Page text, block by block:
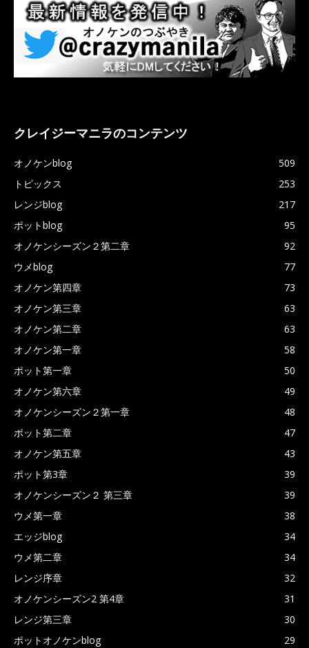
クレイジーマニラのコンテンツ
オノケンblog
509
トピックス
253
レンジblog
217
ポットblog
95
オノケンシーズン２第二章
92
ウメblog
77
オノケン第四章
73
オノケン第三章
63
オノケン第二章
63
オノケン第一章
58
ポット第一章
50
オノケン第六章
49
オノケンシーズン２第一章
48
ポット第二章
47
オノケン第五章
43
ポット第3章
39
オノケンシーズン２ 第三章
39
ウメ第一章
38
エッジblog
34
ウメ第二章
34
レンジ序章
32
オノケンシーズン2 第4章
31
レンジ第三章
30
ポットオノケンblog
29